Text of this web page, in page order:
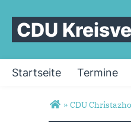
CDU
Startseite Termine
Sie sind hier
» CDU